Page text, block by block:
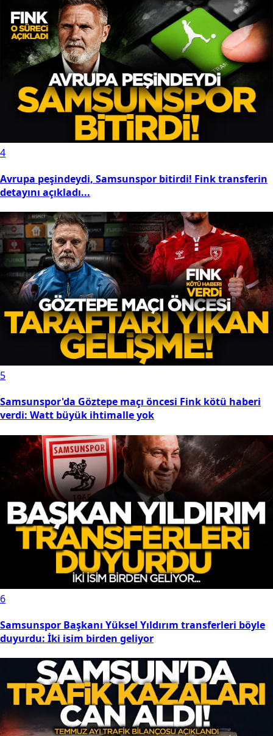
4
Avrupa peşindeydi, Samsunspor bitirdi! Fink transferin
detayını açıkladı...
5
Samsunspor'da Göztepe maçı öncesi Fink kötü haberi
verdi: Watt büyük ihtimalle yok
6
Samsunspor Başkanı Yüksel Yıldırım transferleri böyle
duyurdu: İki isim birden geliyor